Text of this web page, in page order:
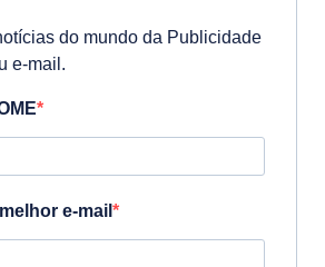
do mundo da Publicidade
e-mail.
e-mail